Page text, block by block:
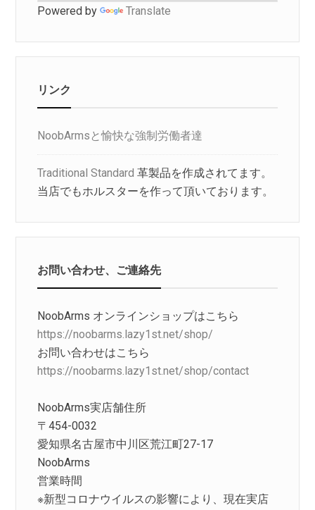
Powered by Translate
リンク
NoobArmsと愉快な強制労働者達
Traditional Standard 革製品を作成されてます。
当店でもホルスターを作って頂いております。
お問い合わせ、ご連絡先
NoobArms オンラインショップはこちら
https://noobarms.lazy1st.net/shop/
お問い合わせはこちら
https://noobarms.lazy1st.net/shop/contact
NoobArms実店舗住所
〒454-0032
愛知県名古屋市中川区荒江町27-17
NoobArms
営業時間
※新型コロナウイルスの影響により、現在実店